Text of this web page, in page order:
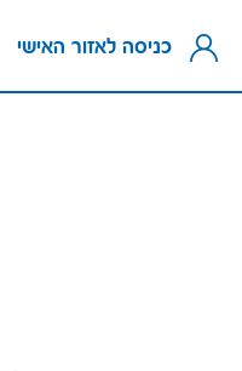
כניסה לאזור האישי